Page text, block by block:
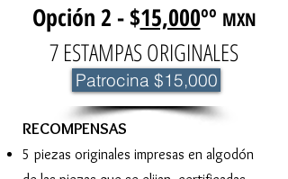
Opción 2 - $15,000ºº MXN
7 ESTAMPAS ORIGINALES
Patrocina $15,000
​RECOMPENSAS
5 piezas originales impresas en algodón